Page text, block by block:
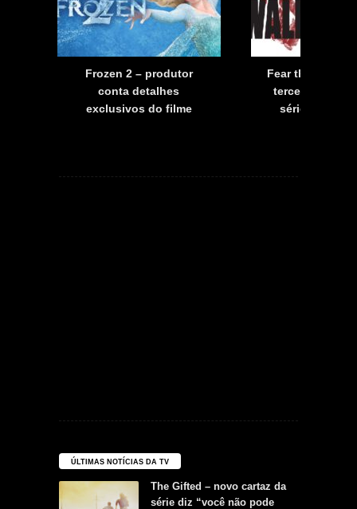
Frozen 2 – produtor
conta detalhes
exclusivos do filme
Fear the
terceira
série já tem
ÚLTIMAS NOTÍCIAS DA TV
The Gifted – novo cartaz da
série diz “você não pode